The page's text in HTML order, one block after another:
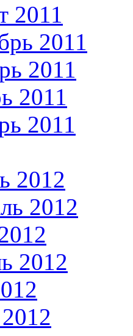
2011
2011
2011
2011
2011
2012
2012
2012